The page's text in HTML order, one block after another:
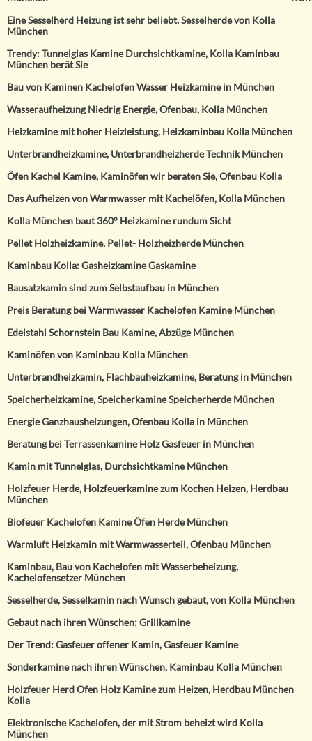
Eine Sesselherd Heizung ist sehr beliebt, Sesselherde von Kolla
München
Trendy: Tunnelglas Kamine Durchsichtkamine, Kolla Kaminbau
München berät Sie
Bau von Kaminen Kachelofen Wasser Heizkamine in München
Wasseraufheizung Niedrig Energie, Ofenbau, Kolla München
Heizkamine mit hoher Heizleistung, Heizkaminbau Kolla München
Unterbrandheizkamine, Unterbrandheizherde Technik München
Öfen Kachel Kamine, Kaminöfen wir beraten Sie, Ofenbau Kolla
Das Aufheizen von Warmwasser mit Kachelöfen, Kolla München
Kolla München baut 360° Heizkamine rundum Sicht
Pellet Holzheizkamine, Pellet- Holzheizherde München
Kaminbau Kolla: Gasheizkamine Gaskamine
Bausatzkamin sind zum Selbstaufbau in München
Preis Beratung bei Warmwasser Kachelofen Kamine München
Edelstahl Schornstein Bau Kamine, Abzüge München
Kaminöfen von Kaminbau Kolla München
Unterbrandheizkamin, Flachbauheizkamine, Beratung in München
Speicherheizkamine, Speicherkamine Speicherherde München
Energie Ganzhausheizungen, Ofenbau Kolla in München
Beratung bei Terrassenkamine Holz Gasfeuer in München
Kamin mit Tunnelglas, Durchsichtkamine München
Holzfeuer Herde, Holzfeuerkamine zum Kochen Heizen, Herdbau
München
Biofeuer Kachelofen Kamine Öfen Herde München
Warmluft Heizkamin mit Warmwasserteil, Ofenbau München
Kaminbau, Bau von Kachelofen mit Wasserbeheizung,
Kachelofensetzer München
Sesselherde, Sesselkamin nach Wunsch gebaut, von Kolla München
Gebaut nach ihren Wünschen: Grillkamine
Der Trend: Gasfeuer offener Kamin, Gasfeuer Kamine
Sonderkamine nach ihren Wünschen, Kaminbau Kolla München
Holzfeuer Herd Ofen Holz Kamine zum Heizen, Herdbau München
Kolla
Elektronische Kachelofen, der mit Strom beheizt wird Kolla
München